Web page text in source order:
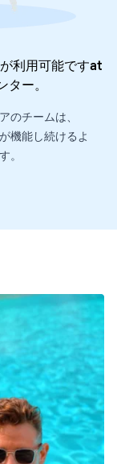
利用可能ですat
ター。
のチームは、
機能し続けるよ
。